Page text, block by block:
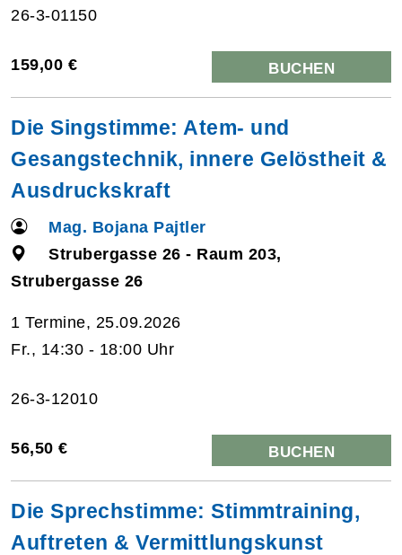
26-3-01150
159,00 € BUCHEN
Die Singstimme: Atem- und
Gesangstechnik, innere Gelöstheit &
Ausdruckskraft
Mag. Bojana Pajtler
Strubergasse 26 - Raum 203,
Strubergasse 26
1 Termine, 25.09.2026
Fr., 14:30 - 18:00 Uhr
26-3-12010
56,50 € BUCHEN
Die Sprechstimme: Stimmtraining,
Auftreten & Vermittlungskunst